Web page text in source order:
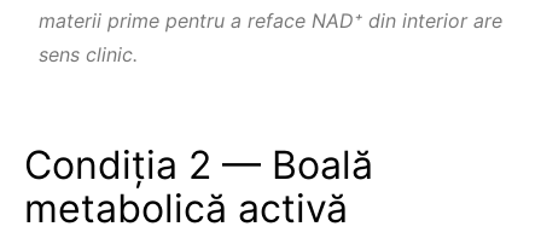
materii prime pentru a reface NAD⁺ din interior are
sens clinic.
Condiția 2 — Boală
metabolică activă